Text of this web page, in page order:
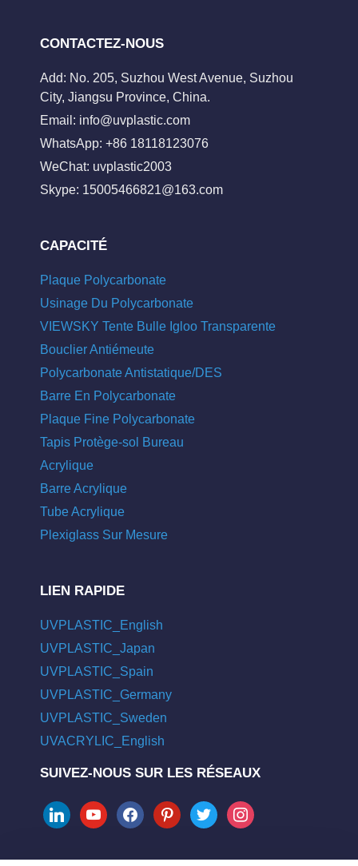
CONTACTEZ-NOUS
Add: No. 205, Suzhou West Avenue, Suzhou
City, Jiangsu Province, China.
Email: info@uvplastic.com
WhatsApp: +86 18118123076
WeChat: uvplastic2003
Skype: 15005466821@163.com
CAPACITÉ
Plaque Polycarbonate
Usinage Du Polycarbonate
VIEWSKY Tente Bulle Igloo Transparente
Bouclier Antiémeute
Polycarbonate Antistatique/DES
Barre En Polycarbonate
Plaque Fine Polycarbonate
Tapis Protège-sol Bureau
Acrylique
Barre Acrylique
Tube Acrylique
Plexiglass Sur Mesure
LIEN RAPIDE
UVPLASTIC_English
UVPLASTIC_Japan
UVPLASTIC_Spain
UVPLASTIC_Germany
UVPLASTIC_Sweden
UVACRYLIC_English
SUIVEZ-NOUS SUR LES RÉSEAUX
linkedinyoutubefacebookpinteresttwitter instagram